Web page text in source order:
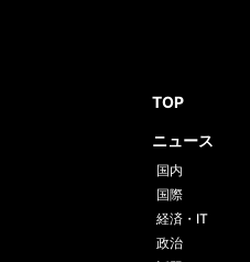
TOP
ニュース
国内
国際
経済・IT
政治